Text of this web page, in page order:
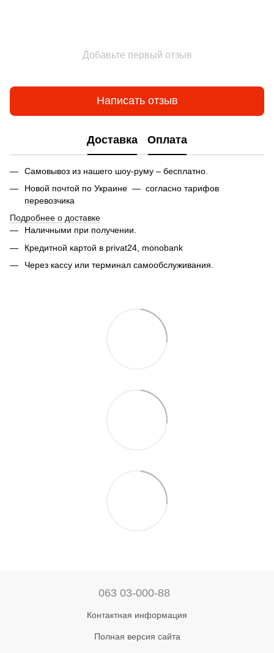
Добавьте первый отзыв
Написать отзыв
Доставка Оплата
Самовывоз из нашего шоу-руму – бесплатно.
Новой почтой по Украине — согласно тарифов
перевозчика
Подробнее о доставке
Наличными при получении.
Кредитной картой в privat24, monobank
Через кассу или терминал самообслуживания.
063 03-000-88
Контактная информация
Полная версия сайта